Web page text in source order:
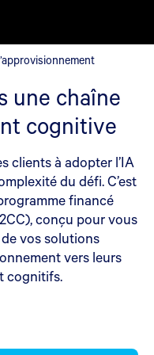
cognitive
une chaîne
cognitive
clients à adopter l’IA
du défi. C’est
financé
conçu pour vous
vos solutions
vers leurs
cognitifs.